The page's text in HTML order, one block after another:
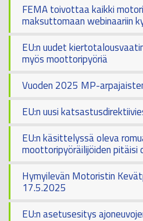
FEMA toivottaa kaikki
maksuttomaan webinaariin
EU:n uudet
myös moottoripyöriä
Vuoden 2025 MP-
EU:n uusi
EU:n käsittelyssä oleva
moottoripyöräilijöiden pitäisi
Hymyilevän Motoristin
17.5.2025
EU:n asetusesitys